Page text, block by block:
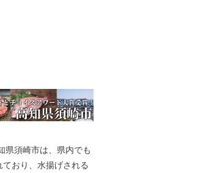
県須崎市は、県内でも
おり、水揚げされる